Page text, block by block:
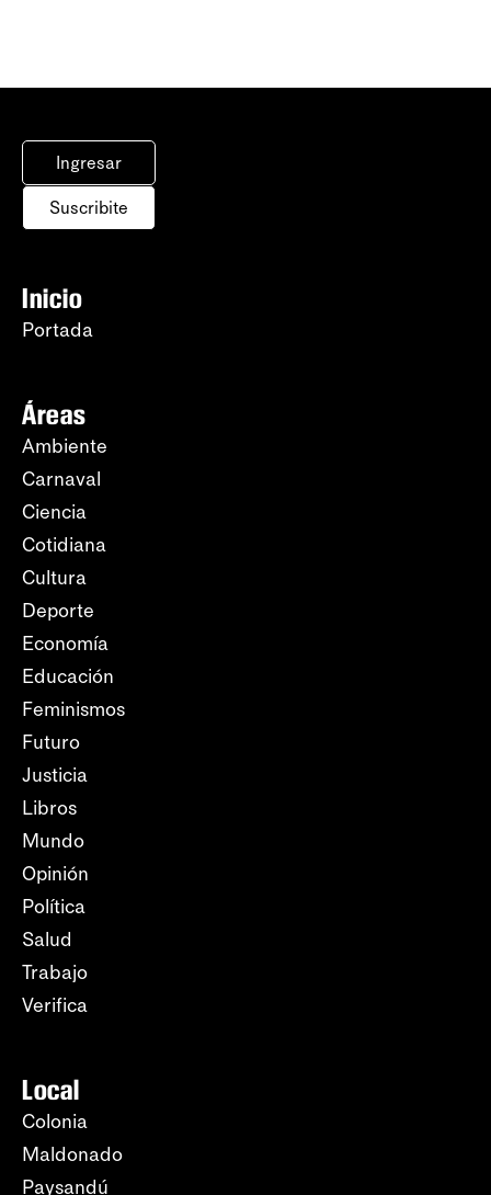
Ingresar
Suscribite
Inicio
Portada
Áreas
Ambiente
Carnaval
Ciencia
Cotidiana
Cultura
Deporte
Economía
Educación
Feminismos
Futuro
Justicia
Libros
Mundo
Opinión
Política
Salud
Trabajo
Verifica
Local
Colonia
Maldonado
Paysandú